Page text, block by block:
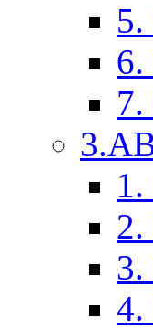
2.
4.